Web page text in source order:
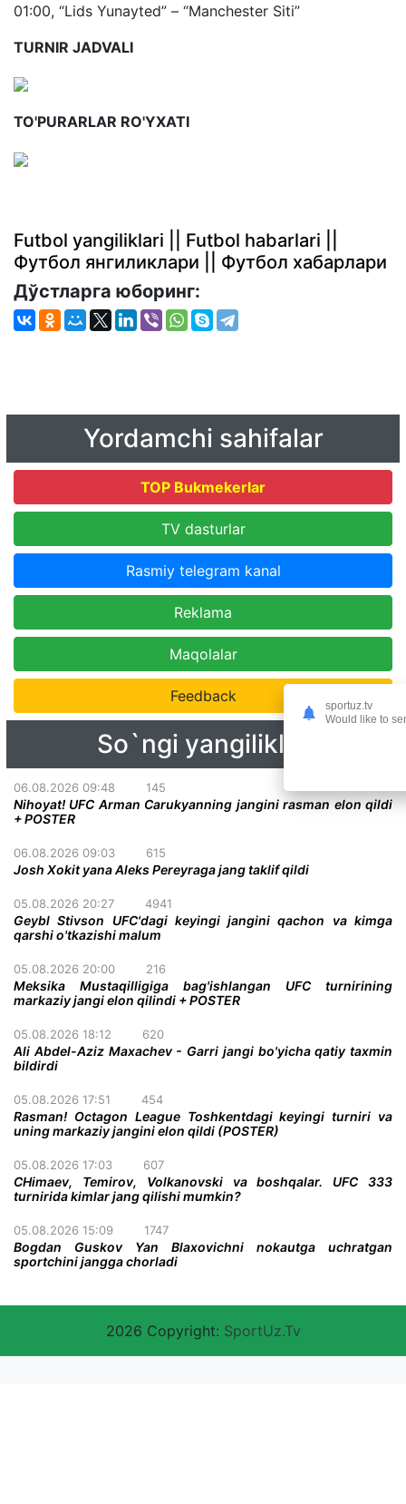
01:00, “Lids Yunayted” – “Manchester Siti”
TURNIR JADVALI
TO'PURARLAR RO'YXATI
Futbol yangiliklari || Futbol habarlari ||
Футбол янгиликлари || Футбол хабарлари
Дўстларга юборинг:
Yordamchi sahifalar
TOP Bukmekerlar
TV dasturlar
Rasmiy telegram kanal
Reklama
Maqolalar
Feedback
So`ngi yangiliklar
06.08.2026 09:48 145
Nihoyat! UFC Arman Carukyanning jangini rasman elon qildi
+ POSTER
06.08.2026 09:03 615
Josh Xokit yana Aleks Pereyraga jang taklif qildi
05.08.2026 20:27 4941
Geybl Stivson UFC'dagi keyingi jangini qachon va kimga
qarshi o'tkazishi malum
05.08.2026 20:00 216
Meksika Mustaqilligiga bag'ishlangan UFC turnirining
markaziy jangi elon qilindi + POSTER
05.08.2026 18:12 620
Ali Abdel-Aziz Maxachev - Garri jangi bo'yicha qatiy taxmin
bildirdi
05.08.2026 17:51 454
Rasman! Octagon League Toshkentdagi keyingi turniri va
uning markaziy jangini elon qildi (POSTER)
05.08.2026 17:03 607
CHimaev, Temirov, Volkanovski va boshqalar. UFC 333
turnirida kimlar jang qilishi mumkin?
05.08.2026 15:09 1747
Bogdan Guskov Yan Blaxovichni nokautga uchratgan
sportchini jangga chorladi
2026 Copyright: SportUz.Tv
sportuz.tv
Would like to